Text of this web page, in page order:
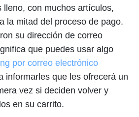
lleno, con muchos artículos,
la mitad del proceso de pago.
su dirección de correo
que puedes usar algo
por correo electrónico
informarles que les ofrecerá un
vez si deciden volver y
en su carrito.